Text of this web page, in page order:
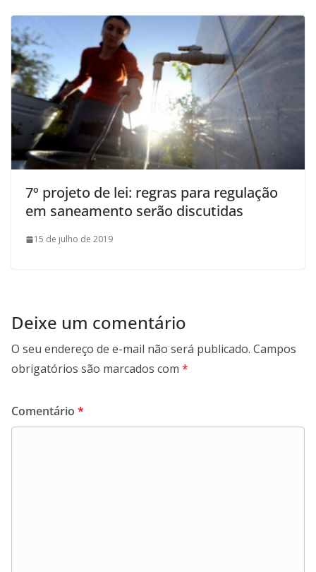
7º projeto de lei: regras para regulação
em saneamento serão discutidas
15 de julho de 2019
Deixe um comentário
O seu endereço de e-mail não será publicado. Campos
obrigatórios são marcados com *
Comentário *